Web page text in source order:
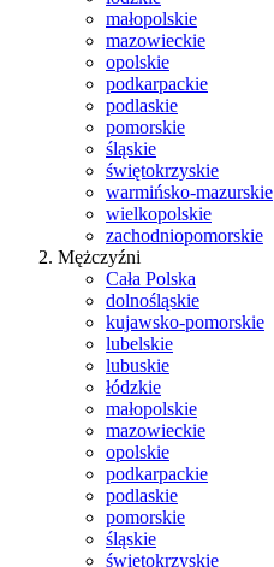
małopolskie
mazowieckie
opolskie
podkarpackie
podlaskie
pomorskie
śląskie
świętokrzyskie
warmińsko-mazurskie
wielkopolskie
zachodniopomorskie
Mężczyźni
Cała Polska
dolnośląskie
kujawsko-pomorskie
lubelskie
lubuskie
łódzkie
małopolskie
mazowieckie
opolskie
podkarpackie
podlaskie
pomorskie
śląskie
świętokrzyskie